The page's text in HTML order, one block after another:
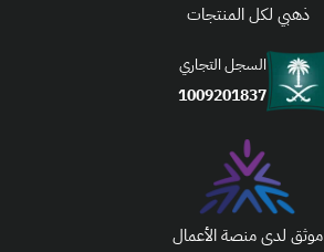
ذهبي لكل المنتجات
السجل التجاري
1009201837
موثق لدى منصة الأعمال